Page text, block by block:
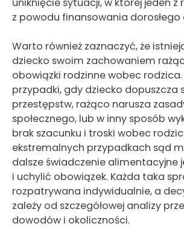
z powodu finansowania dorosłego
Warto również zaznaczyć, że
dziecko swoim zachowaniem
obowiązki rodzinne wobec
przypadki, gdy dziecko dopuszcza
przestępstw, rażąco narusza
społecznego, lub w inny sposób
brak szacunku i troski wobec
ekstremalnych przypadkach sąd
dalsze świadczenie alimentacyjne
i uchylić obowiązek. Każda taka
rozpatrywana indywidualnie, a
zależy od szczegółowej analizy
dowodów i okoliczności.